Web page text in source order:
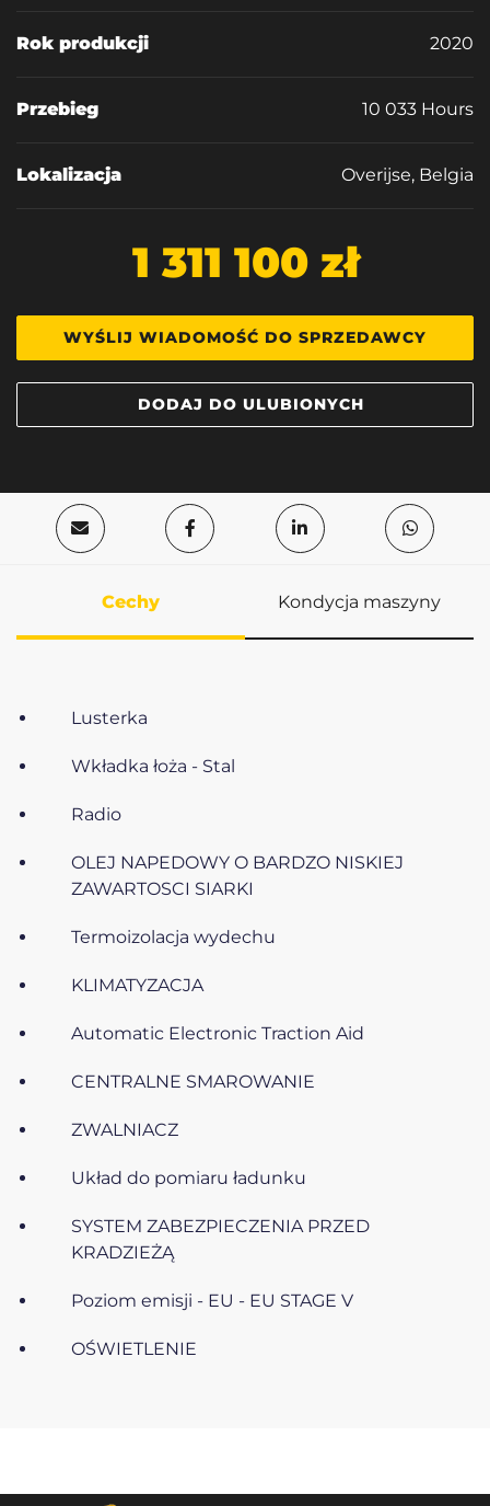
Rok produkcji 2020
Przebieg 10 033 Hours
Lokalizacja Overijse, Belgia
1 311 100 zł
WYŚLIJ WIADOMOŚĆ DO SPRZEDAWCY
DODAJ DO ULUBIONYCH
Cechy Kondycja maszyny
Lusterka
Wkładka łoża - Stal
Radio
OLEJ NAPEDOWY O BARDZO NISKIEJ
ZAWARTOSCI SIARKI
Termoizolacja wydechu
KLIMATYZACJA
Automatic Electronic Traction Aid
CENTRALNE SMAROWANIE
ZWALNIACZ
Układ do pomiaru ładunku
SYSTEM ZABEZPIECZENIA PRZED
KRADZIEŻĄ
Poziom emisji - EU - EU STAGE V
OŚWIETLENIE